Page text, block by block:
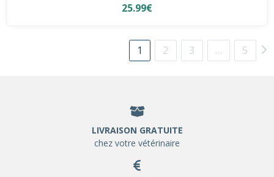
25.99€
1 2 3 … 5
LIVRAISON GRATUITE
chez votre vétérinaire